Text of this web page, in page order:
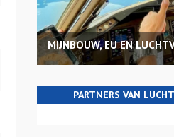
MIJNBOUW, EU EN
PARTNERS VAN